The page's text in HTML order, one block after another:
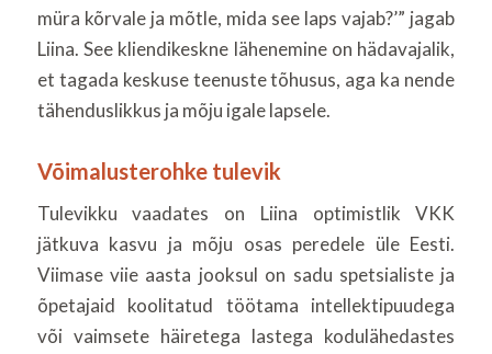
müra kõrvale ja mõtle, mida see laps vajab?’” jagab
Liina. See kliendikeskne lähenemine on hädavajalik,
et tagada keskuse teenuste tõhusus, aga ka nende
tähenduslikkus ja mõju igale lapsele.
Võimalusterohke tulevik
Tulevikku vaadates on Liina optimistlik VKK
jätkuva kasvu ja mõju osas peredele üle Eesti.
Viimase viie aasta jooksul on sadu spetsialiste ja
õpetajaid koolitatud töötama intellektipuudega
või vaimsete häiretega lastega kodulähedastes